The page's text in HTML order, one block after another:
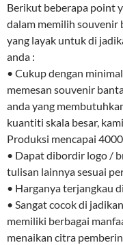
Berikut beberapa point
dalam memilih souvenir
yang layak untuk di
anda :
• Cukup dengan
memesan souvenir
anda yang
kuantiti skala besar,
Produksi mencapai
• Dapat dibordir logo /
tulisan lainnya sesuai
• Harganya terjangkau
• Sangat cocok di
memiliki berbagai
menaikan citra